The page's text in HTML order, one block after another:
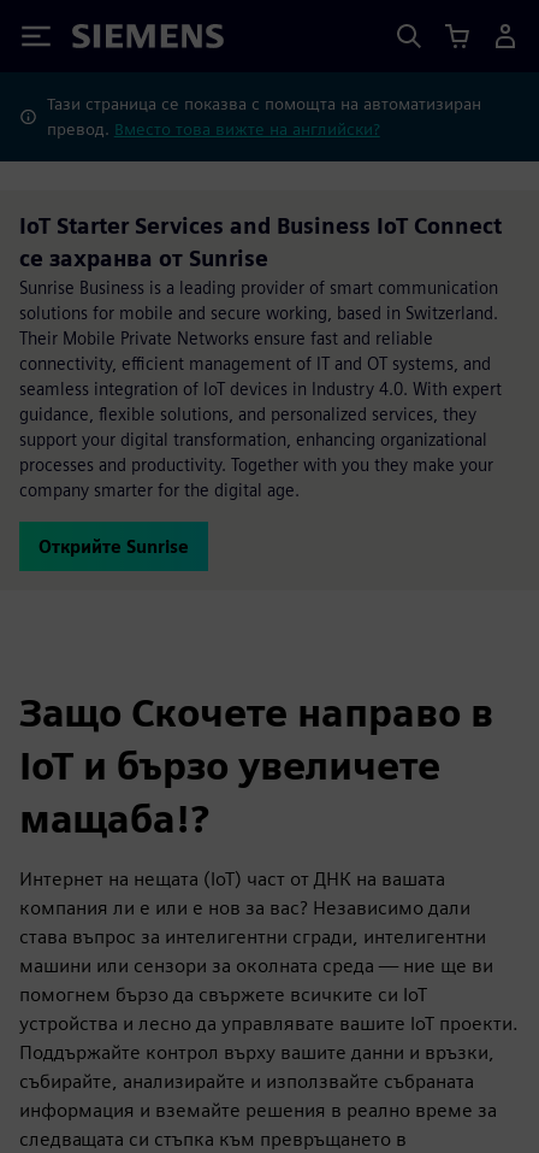
Siemens
Тази страница се показва с помощта на автоматизиран
превод. Вместо това вижте на английски?
IoT Starter Services and Business IoT Connect
се захранва от Sunrise
Sunrise Business is a leading provider of smart communication
solutions for mobile and secure working, based in Switzerland.
Their Mobile Private Networks ensure fast and reliable
connectivity, efficient management of IT and OT systems, and
seamless integration of IoT devices in Industry 4.0. With expert
guidance, flexible solutions, and personalized services, they
support your digital transformation, enhancing organizational
processes and productivity. Together with you they make your
company smarter for the digital age.
Открийте Sunrise
Защо Скочете направо в
IoT и бързо увеличете
мащаба!?
Интернет на нещата (IoT) част от ДНК на вашата
компания ли е или е нов за вас? Независимо дали
става въпрос за интелигентни сгради, интелигентни
машини или сензори за околната среда — ние ще ви
помогнем бързо да свържете всичките си IoT
устройства и лесно да управлявате вашите IoT проекти.
Поддържайте контрол върху вашите данни и връзки,
събирайте, анализирайте и използвайте събраната
информация и вземайте решения в реално време за
следващата си стъпка към превръщането в